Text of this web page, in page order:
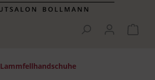
Lammfellhandschuhe